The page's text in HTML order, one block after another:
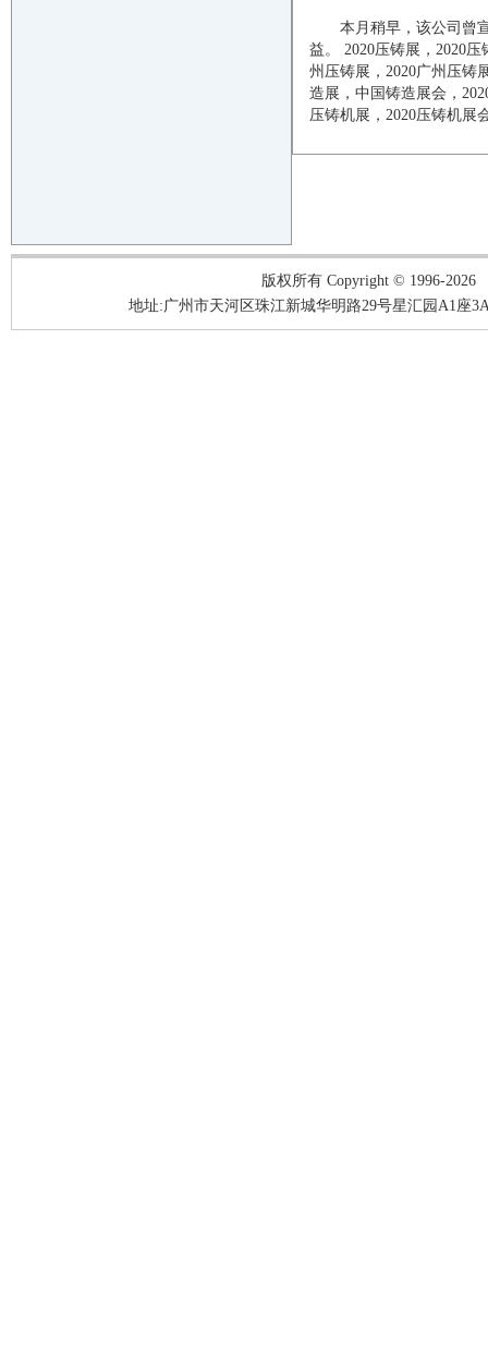
本月稍早，该公司曾
益。 2020压铸展， 2020压
州 压铸展， 2020广州 压铸
造展，中国 铸造展会，
压铸机展， 2020压铸机展
版权所有 Copyright © 1996-2026
地址:广州市天河区珠江新城华明路29号星汇园A1座